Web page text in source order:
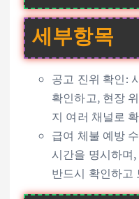
세부항목
공고 진위 확인:
확인하고, 현장
지 여러 채널로
급여 체불 예방
시간을 명시하며
반드시 확인하고